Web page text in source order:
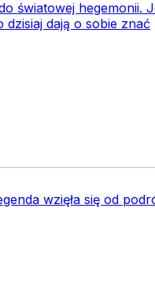
światowej hegemonii.
dają o sobie znać
wzięła się od